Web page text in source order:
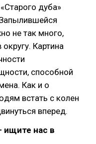
дуба»
не так много,
Картина
способной
Как и о
встать с колен
вперед.
ищите нас в